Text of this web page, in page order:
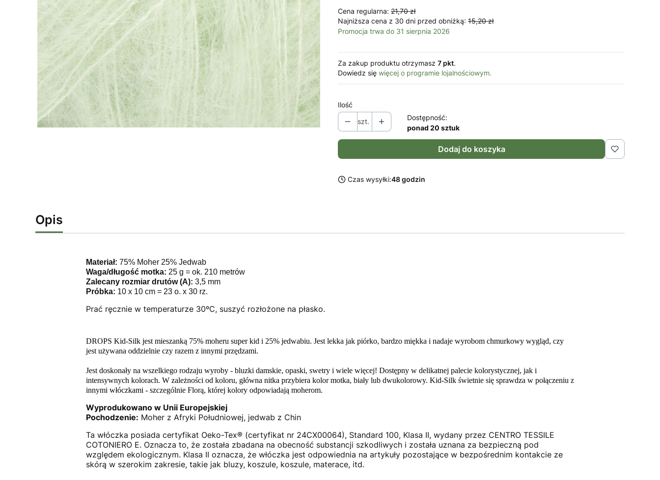
Cena regularna: 21,70 zł
Najniższa cena z 30 dni przed obniżką: 15,20 zł
Promocja trwa do 31 sierpnia 2026
Za zakup produktu otrzymasz 7 pkt.
Dowiedz się więcej o programie lojalnościowym.
Ilość
szt.
Dostępność:
ponad 20 sztuk
Dodaj do koszyka
Czas wysyłki:48 godzin
Opis
Materiał: 75% Moher 25% Jedwab
Waga/długość motka: 25 g = ok. 210 metrów
Zalecany rozmiar drutów (A): 3,5 mm
Próbka: 10 x 10 cm = 23 o. x 30 rz.
Prać ręcznie w temperaturze 30ºC, suszyć rozłożone na płasko.
DROPS Kid-Silk jest mieszanką 75% moheru super kid i 25% jedwabiu. Jest lekka jak piórko, bardzo miękka i nadaje wyrobom chmurkowy wygląd, czy
jest używana oddzielnie czy razem z innymi przędzami.
Jest doskonały na wszelkiego rodzaju wyroby - bluzki damskie, opaski, swetry i wiele więcej! Dostępny w delikatnej palecie kolorystycznej, jak i
intensywnych kolorach. W zależności od koloru, główna nitka przybiera kolor motka, biały lub dwukolorowy. Kid-Silk świetnie się sprawdza w połączeniu z
innymi włóczkami - szczególnie Florą, której kolory odpowiadają moherom.
Wyprodukowano w Unii Europejskiej
Pochodzenie: Moher z Afryki Południowej, jedwab z Chin
Ta włóczka posiada certyfikat Oeko-Tex® (certyfikat nr 24CX00064), Standard 100, Klasa II, wydany przez CENTRO TESSILE
COTONIERO E. Oznacza to, że została zbadana na obecność substancji szkodliwych i została uznana za bezpieczną pod
względem ekologicznym. Klasa II oznacza, że włóczka jest odpowiednia na artykuły pozostające w bezpośrednim kontakcie ze
skórą w szerokim zakresie, takie jak bluzy, koszule, koszule, materace, itd.